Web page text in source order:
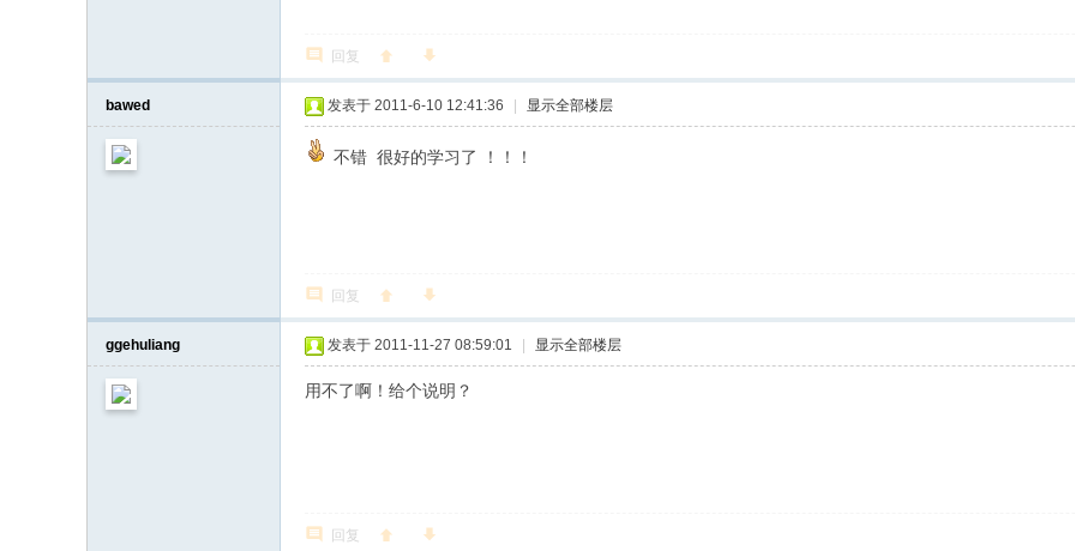
回复
bawed 发表于 2011-6-10 12:41:36 显示全部楼层
不错 很好的学习了 ！！！
回复
ggehuliang 发表于 2011-11-27 08:59:01 显示全部楼层
用不了啊！给个说明？
回复